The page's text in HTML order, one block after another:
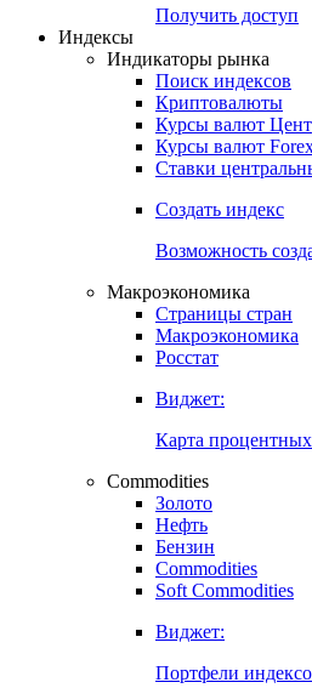
Получить доступ
Индексы
Индикаторы рынка
Поиск индексов
Криптовалюты
Курсы валют
Курсы валют
Ставки
Создать индекс
Возможность
Макроэкономика
Страницы стран
Макроэкономика
Росстат
Виджет:
Карта
Commodities
Золото
Нефть
Бензин
Commodities
Soft Commodities
Виджет:
Портфели